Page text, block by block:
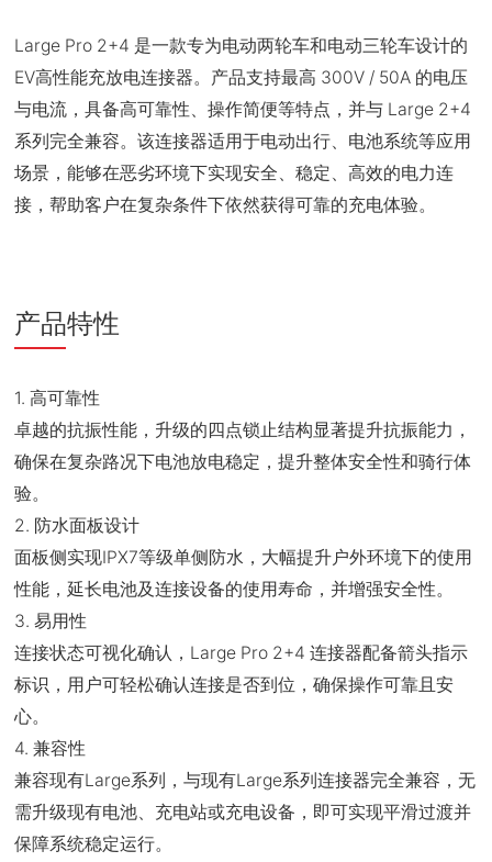
Large Pro 2+4 是一款专为电动两轮车和电动三轮车设计的
EV高性能充放电连接器。产品支持最高 300V / 50A 的电压
与电流，具备高可靠性、操作简便等特点，并与 Large 2+4
系列完全兼容。该连接器适用于电动出行、电池系统等应用
场景，能够在恶劣环境下实现安全、稳定、高效的电力连
接，帮助客户在复杂条件下依然获得可靠的充电体验。
产品特性
1. 高可靠性
卓越的抗振性能，升级的四点锁止结构显著提升抗振能力，
确保在复杂路况下电池放电稳定，提升整体安全性和骑行体
验。
2. 防水面板设计
面板侧实现IPX7等级单侧防水，大幅提升户外环境下的使用
性能，延长电池及连接设备的使用寿命，并增强安全性。
3. 易用性
连接状态可视化确认，Large Pro 2+4 连接器配备箭头指示
标识，用户可轻松确认连接是否到位，确保操作可靠且安
心。
4. 兼容性
兼容现有Large系列，与现有Large系列连接器完全兼容，无
需升级现有电池、充电站或充电设备，即可实现平滑过渡并
保障系统稳定运行。